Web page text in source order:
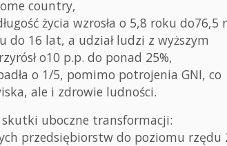
country,
życia wzrosła o 5,8 roku do76,5
do 16 lat, a udział ludzi z wyższym
o10 p.p. do ponad 25%,
o 1/5, pomimo potrojenia GNI, co
ale i zdrowie ludności.
uboczne transformacji:
przedsiębiorstw do poziomu rzędu